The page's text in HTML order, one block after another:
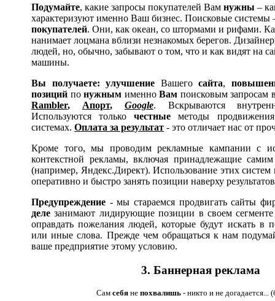
Подумайте, какие запросы покупателей Вам нужны –
характеризуют именно Ваш бизнес. Поисковые системы
покупателей. Они, как океан, со штормами и рифами.
нанимает лоцмана вблизи незнакомых берегов.
людей, но, обычно, забывают о том, что и как видят на
машины.
Вы получаете: улучшение Вашего сайта,
позиций понужным именноВам поисковым запросам
Rambler, Апорт, Google. Вскрываются
Используются толькочестные методы
системах. Оплата за результат - это отличает нас от
Кроме того, мы проводим рекламные кампании с
контекстной рекламы, включая принадлежащие
(например, Яндекс.Директ). Использование этих систем
оперативно и быстро занять позиции наверху
Предупреждение - мы стараемся продвигать сайты
деле занимают лидирующие позиции в своем
оправдать пожелания людей, которые будут искать в
или иные слова. Прежде чем обращаться к нам
ваше предприятие этому условию.
3. Баннерная реклама
Сам себя не похвалишь - никто и не догадается...